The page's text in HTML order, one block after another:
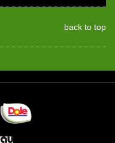
back to top